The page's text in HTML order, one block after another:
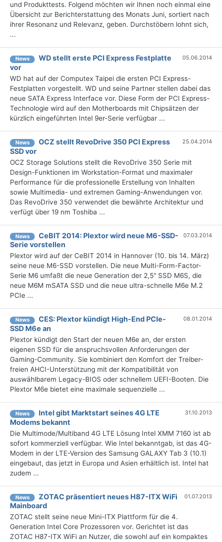
und Produkttests. Folgend möchten wir Ihnen noch einmal eine
Übersicht zur Berichterstattung des Monats Juni, sortiert nach
ihrer Resonanz und Relevanz, geben. Durchstöbern lohnt sich,
...
News
WD stellt erste PCI Express Festplatte
vor
05.06.2014
WD hat auf der Computex Taipei die ersten PCI Express-
Festplatten vorgestellt. WD und seine Partner stellen dabei das
neue SATA Express Interface vor. Diese Form der PCI Express-
Technologie wird auf den Motherboards mit Chipsätzen der
kürzlich eingeführten Intel 9er-Serie verfügbar ...
News
OCZ stellt RevoDrive 350 PCI Express
SSD vor
25.04.2014
OCZ Storage Solutions stellt die RevoDrive 350 Serie mit
Design-Funktionen im Workstation-Format und maximaler
Performance für die professionelle Erstellung von Inhalten
sowie Multimedia- und extremen Gaming-Anwendungen vor.
Das RevoDrive 350 verwendet die bewährte Architektur und
verfügt über 19 nm Toshiba ...
News
CeBIT 2014: Plextor wird neue M6-SSD-
Serie vorstellen
07.03.2014
Plextor wird auf der CeBIT 2014 in Hannover (10. bis 14. März)
seine neue M6-SSD vorstellen. Die neue Multi-Form-Factor-
Serie M6 umfaßt die neue Generation der 2,5" SSD M6S, die
neue M6M mSATA SSD und die neue ultra-schnelle M6e M.2
PCIe ...
News
CES: Plextor kündigt High-End PCIe-
SSD M6e an
08.01.2014
Plextor kündigt den Start der neuen M6e an, der ersten
eigenen SSD für die anspruchsvollen Anforderungen der
Gaming-Community. Sie kombiniert den Komfort der Treiber-
freien AHCI-Unterstützung mit der Kompatibilität von
auswählbarem Legacy-BIOS oder schnellem UEFI-Booten. Die
Plextor M6e bietet eine maximale sequenzielle ...
News
Intel gibt Marktstart seines 4G LTE
Modems bekannt
31.10.2013
Die Multimode/Multiband 4G LTE Lösung Intel XMM 7160 ist ab
sofort kommerziell verfügbar. Wie Intel bekanntgab, ist das 4G-
Modem in der LTE-Version des Samsung GALAXY Tab 3 (10.1)
eingebaut, das jetzt in Europa und Asien erhältlich ist. Intel hat
zudem ...
News
ZOTAC präsentiert neues H87-ITX WiFi
Mainboard
01.07.2013
ZOTAC stellt seine neue Mini-ITX Plattform für die 4.
Generation Intel Core Prozessoren vor. Gerichtet ist das
ZOTAC H87-ITX WiFi an Nutzer, die sowohl auf ein kompaktes